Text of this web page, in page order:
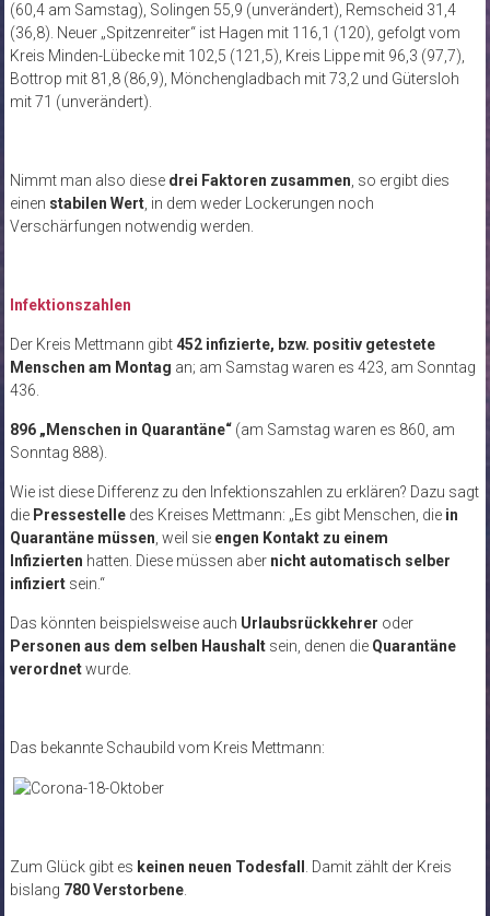
(60,4 am Samstag), Solingen 55,9 (unverändert), Remscheid 31,4
(36,8). Neuer „Spitzenreiter“ ist Hagen mit 116,1 (120), gefolgt vom
Kreis Minden-Lübecke mit 102,5 (121,5), Kreis Lippe mit 96,3 (97,7),
Bottrop mit 81,8 (86,9), Mönchengladbach mit 73,2 und Gütersloh
mit 71 (unverändert).
Nimmt man also diese drei Faktoren zusammen, so ergibt dies
einen stabilen Wert, in dem weder Lockerungen noch
Verschärfungen notwendig werden.
Infektionszahlen
Der Kreis Mettmann gibt452 infizierte, bzw. positiv getestete
Menschen am Montag an; am Samstag waren es 423, am Sonntag
436.
896 „Menschen in Quarantäne“ (am Samstag waren es 860, am
Sonntag 888).
Wie ist diese Differenz zu den Infektionszahlen zu erklären? Dazu sagt
die Pressestelledes Kreises Mettmann: „Es gibt Menschen, die in
Quarantäne müssen, weil sie engen Kontakt zu einem
Infizierten hatten. Diese müssen aber nicht automatisch selber
infiziertsein.“
Das könnten beispielsweise auch Urlaubsrückkehrer oder
Personen aus dem selben Haushaltsein, denen die Quarantäne
verordnetwurde.
Das bekannte Schaubild vom Kreis Mettmann:
Zum Glück gibt es keinen neuen Todesfall
. Damit zählt der Kreis
bislang 780 Verstorbene.